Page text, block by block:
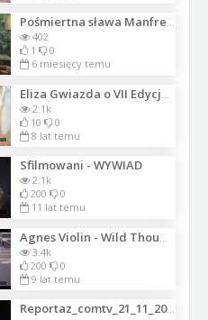
Pośmiertna sława Manfred Kyber.
402
1
0
6 miesięcy temu
2.1k
10
0
8 lat temu
Sfilmowani - WYWIAD
2.1k
200
0
11 lat temu
3.4k
200
0
9 lat temu
Reportaz_comtv_21_11_2017